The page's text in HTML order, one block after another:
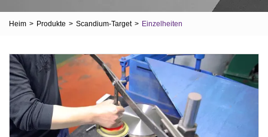
Heim > Produkte > Scandium-Target > Einzelheiten